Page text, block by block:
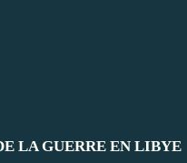
LA GUERRE EN LIBYE